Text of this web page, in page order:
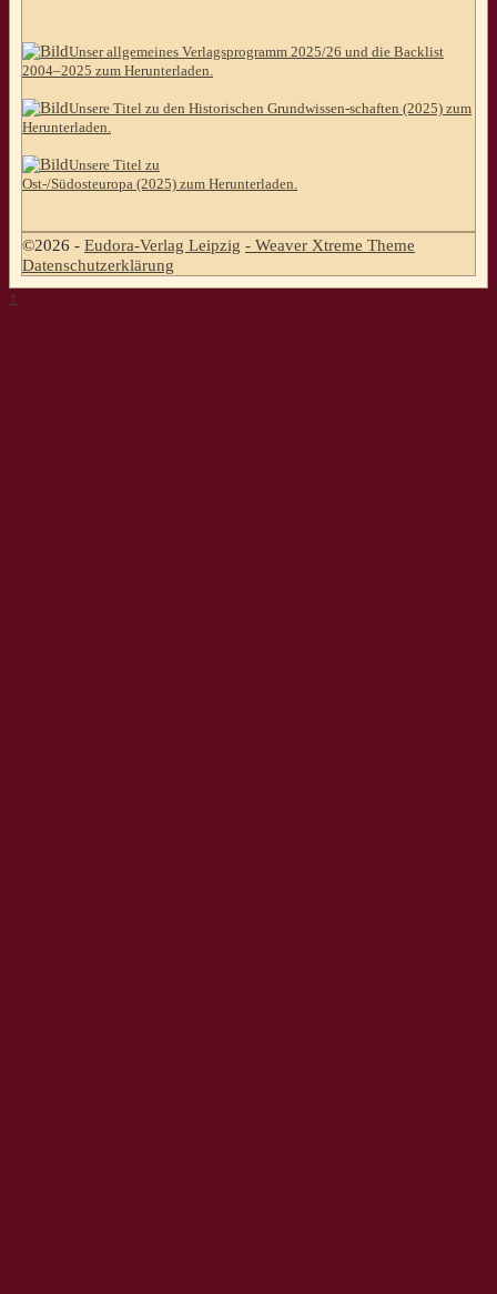
Unser allgemeines Verlagsprogramm 2025/26 und die Backlist
2004–2025 zum Herunterladen.
Unsere Titel zu den Historischen Grundwissen-schaften (2025) zum
Herunterladen.
Unsere Titel zu
Ost-/Südosteuropa (2025) zum Herunterladen.
©2026 - Eudora-Verlag Leipzig - Weaver Xtreme Theme
Datenschutzerklärung
↑